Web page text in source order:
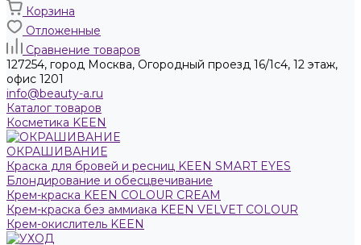
Корзина
Отложенные
Сравнение товаров
127254, город Москва, Огородный проезд 16/1с4, 12 этаж,
офис 1201
info@beauty-a.ru
Каталог товаров
Косметика KEEN
ОКРАШИВАНИЕ
Краска для бровей и ресниц KEEN SMART EYES
Блондирование и обесцвечивание
Крем-краска KEEN COLOUR CREAM
Крем-краска без аммиака KEEN VELVET COLOUR
Крем-окислитель KEEN